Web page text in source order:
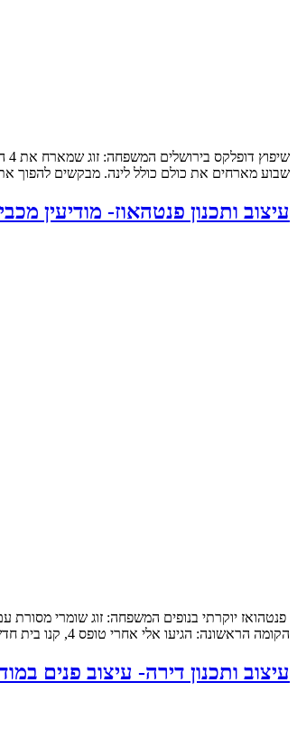
שבוע מארחים את כולם כולל לינה. מבקשים להפוך
עיצוב ותכנון פנטהאוז- מודיעין
הקומה הראשונה: הגיעו אלי אחרי טופס 4, קנו בית חדש מקבלן תכננו את המטבח והבינו שלשאר הם חייבים תכנון מקצועי, תכנון […]
עיצוב ותכנון דירה- עיצוב פנים